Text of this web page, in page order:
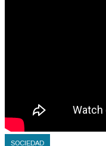
SOCIEDAD